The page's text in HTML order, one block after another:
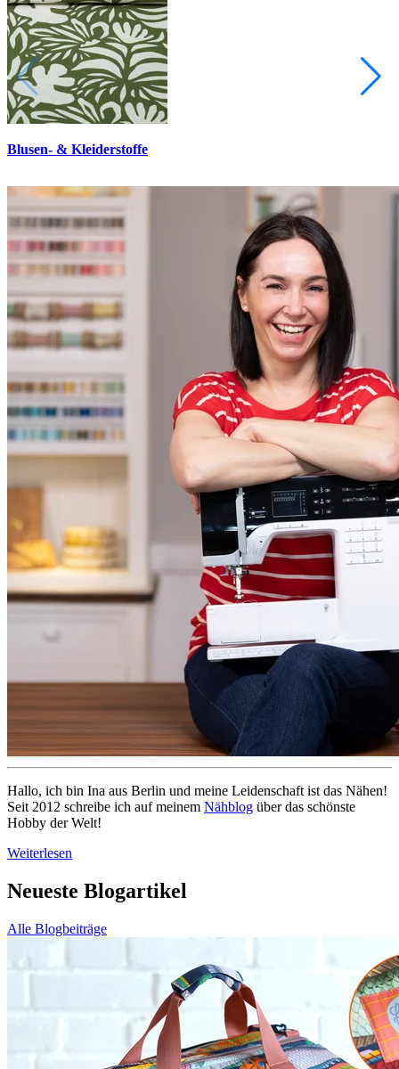
Blusen- & Kleiderstoffe
Hallo, ich bin Ina aus Berlin und meine Leidenschaft ist das Nähen!
Seit 2012 schreibe ich auf meinem Nähblog über das schönste
Hobby der Welt!
Weiterlesen
Neueste Blogartikel
Alle Blogbeiträge